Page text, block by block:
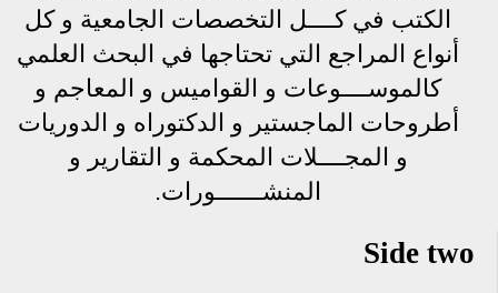
الكتب في كــــل التخصصات الجامعية و كل
أنواع المراجع التي تحتاجها في البحث العلمي
كالموســــوعات و القواميس و المعاجم و
أطروحات الماجستير و الدكتوراه و الدوريات
و المجــــلات المحكمة و التقارير و
المنشـــــــورات.
Side two